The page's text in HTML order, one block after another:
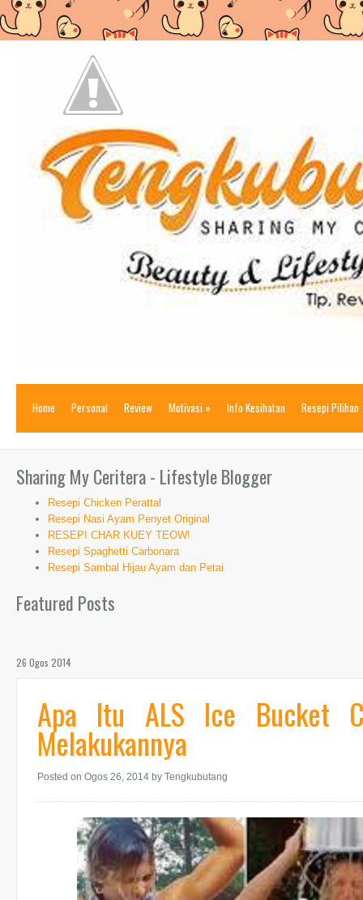
Home Personal Review Motivasi » Info Kesihatan Resepi Pilihan
Sharing My Ceritera - Lifestyle Blogger
Resepi Chicken Perattal
Resepi Nasi Ayam Penyet Original
RESEPI CHAR KUEY TEOW!
Resepi Spaghetti Carbonara
Resepi Sambal Hijau Ayam dan Petai
Featured Posts
26 Ogos 2014
Apa Itu ALS Ice Bucket
Melakukannya
Posted on Ogos 26, 2014 by Tengkubutang